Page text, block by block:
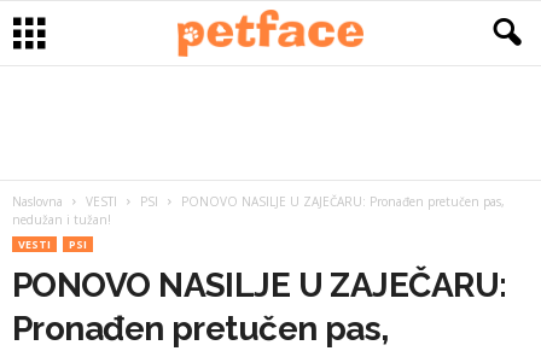
Naslovna VESTI PSI
PONOVO NASILJE U ZAJEČARU: Pronađen pretučen pas,
nedužan i tužan!
VESTI PSI
PONOVO NASILJE U ZAJEČARU:
Pronađen pretučen pas,